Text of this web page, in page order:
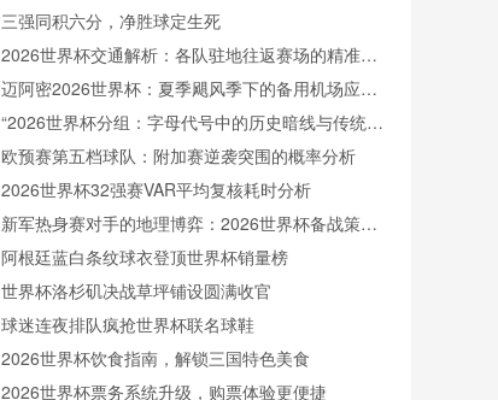
——2026美加墨世界杯的实证视角
三强同积六分，净胜球定生死
2026世界杯交通解析：各队驻地往返赛场的精准通
勤时间表
迈阿密2026世界杯：夏季飓风季下的备用机场应急
方案
“2026世界杯分组：字母代号中的历史暗线与传统逻
辑”
欧预赛第五档球队：附加赛逆袭突围的概率分析
2026世界杯32强赛VAR平均复核耗时分析
新军热身赛对手的地理博弈：2026世界杯备战策略
解析
阿根廷蓝白条纹球衣登顶世界杯销量榜
世界杯洛杉矶决战草坪铺设圆满收官
球迷连夜排队疯抢世界杯联名球鞋
2026世界杯饮食指南，解锁三国特色美食
2026世界杯票务系统升级，购票体验更便捷